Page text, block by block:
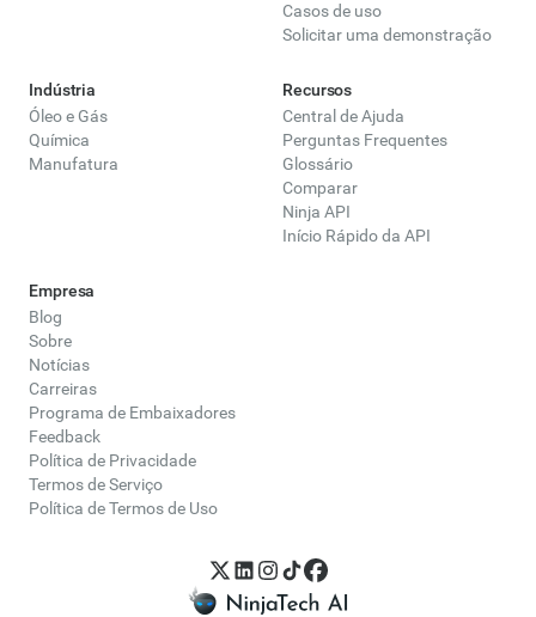
Casos de uso
Solicitar uma demonstração
Indústria
Óleo e Gás
Química
Manufatura
Recursos
Central de Ajuda
Perguntas Frequentes
Glossário
Comparar
Ninja API
Início Rápido da API
Empresa
Blog
Sobre
Notícias
Carreiras
Programa de Embaixadores
Feedback
Política de Privacidade
Termos de Serviço
Política de Termos de Uso